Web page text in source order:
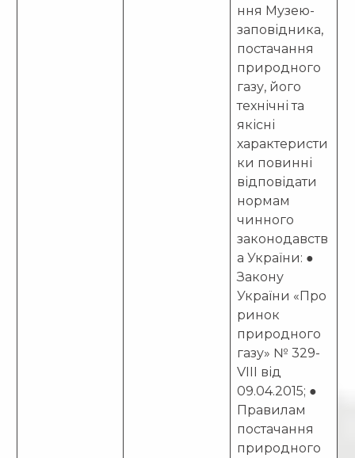
ння Музею-
заповідника,
постачання
природного
газу, його
технічні та
якісні
характеристи
ки повинні
відповідати
нормам
чинного
законодавств
а України: ●
Закону
України «Про
ринок
природного
газу» № 329-
VIII від
09.04.2015; ●
Правилам
постачання
природного